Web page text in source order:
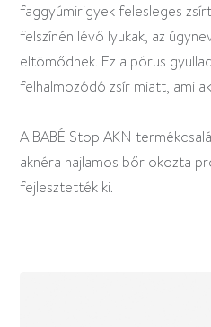
faggyúmirigyek felesleges
felszínén lévő lyukak, az
eltömődnek. Ez a pórus
felhalmozódó zsír miatt, ami
A BABÉ Stop AKN
aknéra hajlamos bőr okozta
fejlesztették ki.